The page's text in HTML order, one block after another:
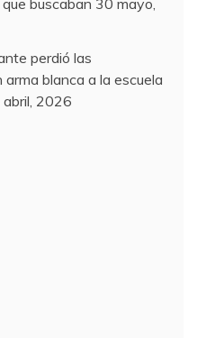
buscaban 30 mayo,
perdió las
arma blanca a la escuela
abril, 2026